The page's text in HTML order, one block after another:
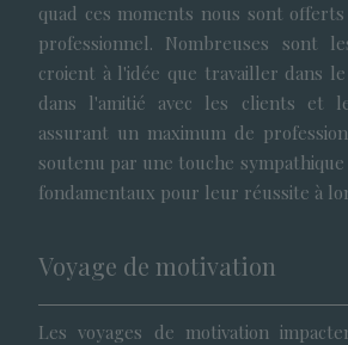
quad ces moments nous sont
professionnel. Nombreuses sont
croient à l'idée que travailler dans
dans l'amitié avec les clients et
assurant un maximum de
soutenu par une touche
fondamentaux pour leur réussite à
Voyage de motivation
Les voyages de motivation